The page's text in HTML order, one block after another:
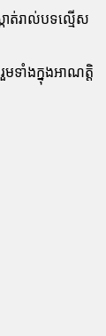
ត់រាល់បទល្មើស
ទាំងក្នុងអាណត្តិ